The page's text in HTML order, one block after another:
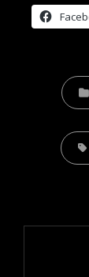
TAGS,